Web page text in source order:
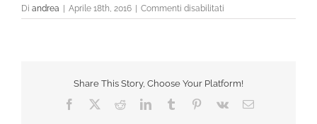
Di andrea Aprile 18th, 2016 Commenti disabilitati
images
Share This Story, Choose Your Platform!
Facebook RedditLinkedInTumblr Pinterest
Vk Email